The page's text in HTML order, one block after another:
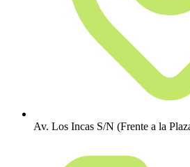
Av. Los Incas S/N (Frente a la